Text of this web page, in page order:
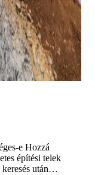
e Hozzá
építési telek
keresés után…